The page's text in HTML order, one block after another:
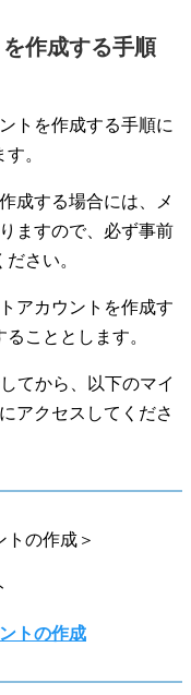
作成する手順
トを作成する手順に
。
成する場合には、メ
ますので、必ず事前
さい。
アカウントを作成す
こととします。
てから、以下のマイ
アクセスしてくださ
トの作成＞
トの作成